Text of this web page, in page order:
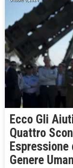
Ecco Gli
Quattro
Genere